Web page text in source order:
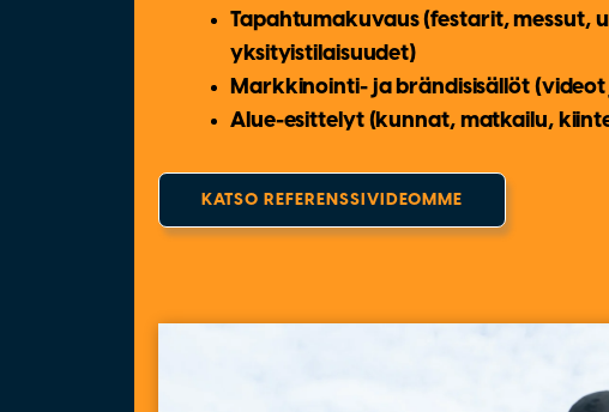
Tapahtumakuvaus(festarit, messut,
yksityistilaisuudet)
Markkinointi- ja brändisisällöt(videot
Alue-esittelyt(kunnat, matkailu,
KATSO REFERENSSIVIDEOMME